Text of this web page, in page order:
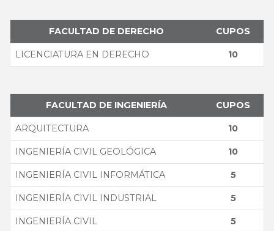
FACULTAD DE DERECHO CUPOS
LICENCIATURA EN DERECHO 10
FACULTAD DE INGENIERÍA CUPOS
ARQUITECTURA 10
INGENIERÍA CIVIL GEOLÓGICA 10
INGENIERÍA CIVIL INFORMÁTICA 5
INGENIERÍA CIVIL INDUSTRIAL 5
INGENIERÍA CIVIL 5